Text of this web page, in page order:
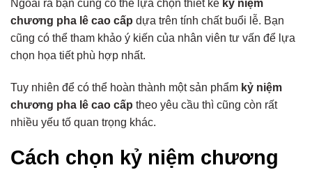
Ngoài ra bạn cũng có thể lựa chọn thiết kế kỷ niệm
chương pha lê cao cấp dựa trên tính chất buổi lễ. Bạn
cũng có thể tham khảo ý kiến của nhân viên tư vấn để lựa
chọn họa tiết phù hợp nhất.
Tuy nhiên để có thể hoàn thành một sản phẩm kỷ niệm
chương pha lê cao cấp theo yêu cầu thì cũng còn rất
nhiều yếu tố quan trọng khác.
Cách chọn kỷ niệm chương